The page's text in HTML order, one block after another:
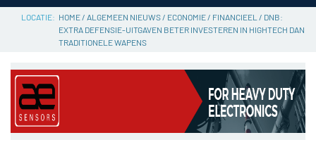
HOME/ ALGEMEEN NIEUWS/ ECONOMIE / FINANCIEEL / DNB:
EXTRA DEFENSIE-UITGAVEN BETER INVESTEREN IN HIGHTECH DAN
TRADITIONELE WAPENS